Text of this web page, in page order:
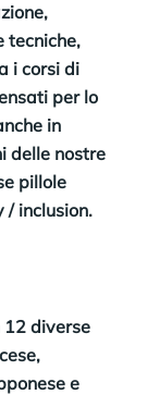
tecniche,
i corsi di
per lo
in
delle nostre
pillole
inclusion.
12 diverse
e